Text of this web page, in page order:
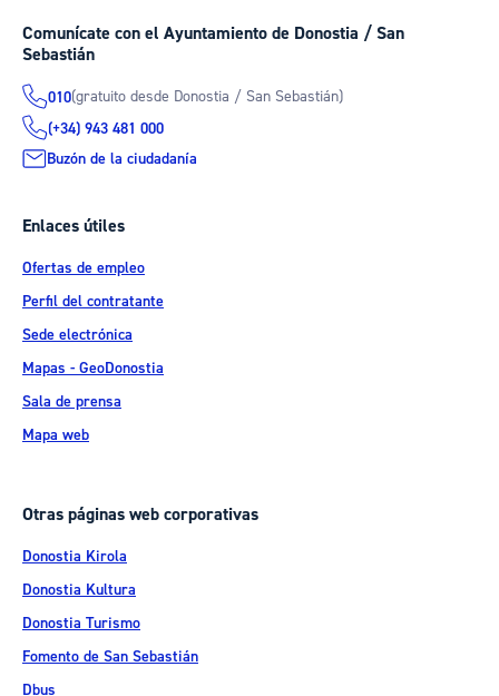
Comunícate con el Ayuntamiento de Donostia / San
Sebastián
010(gratuito desde Donostia / San Sebastián)
(+34) 943 481 000
Buzón de la ciudadanía
Enlaces útiles
Ofertas de empleo
Perfil del contratante
Sede electrónica
Mapas - GeoDonostia
Sala de prensa
Mapa web
Otras páginas web corporativas
Donostia Kirola
Donostia Kultura
Donostia Turismo
Fomento de San Sebastián
Dbus